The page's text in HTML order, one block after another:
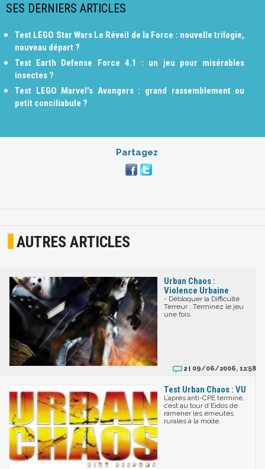
SES DERNIERS ARTICLES
Test LEGO Star Wars Le Réveil de la Force : nouvelle trilogie,
nouveau départ ?
Test Earth Defense Force 4.1 : un jeu pour misérables
insectes ?
Test LEGO Marvel's Avengers : grand rassemblement ou
petit conciliabule ?
Partagez
AUTRES ARTICLES
Urban Chaos :
Violence Urbaine
- Débloquer la Difficulté
Terreur : Terminez le jeu
une fois.
2 | 09/06/2006, 12:58
Test Urban Chaos : VU
L’après anti-CPE terminé,
c’est au tour d’Eidos de
ramener les émeutes
rurales à la mode.